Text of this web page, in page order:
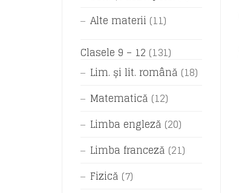
Alte materii (11)
Clasele 9 – 12 (131)
Lim. și lit. română (18)
Matematică (12)
Limba engleză (20)
Limba franceză (21)
Fizică (7)